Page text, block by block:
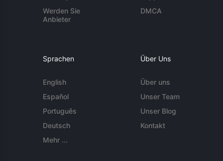
Werden Sie
Anbieter
DMCA
Sprachen
English
Español
Português
Deutsch
Mehr ...
Über Uns
Über uns
Unser Team
Unser Blog
Kontakt